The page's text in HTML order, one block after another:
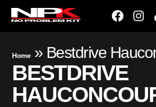
Home» Bestdrive
BESTDRIVE